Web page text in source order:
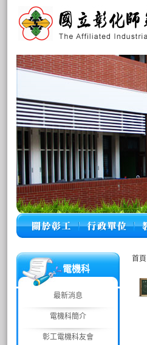
電機科
最新消息
電機科簡介
彰工電機科友會
首頁